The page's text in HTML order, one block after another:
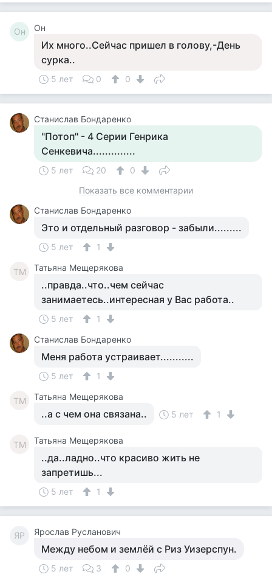
Он Он
Их много..Сейчас пришел в голову,-День
сурка..
5 лет 0 0
Станислав Бондаренко
"Потоп" - 4 Серии Генрика
Сенкевича..............
5 лет 20
0
Показать все комментарии
Станислав Бондаренко
Это и отдельный разговор - забыли.........
5 лет 1
ТМ Татьяна Мещерякова
..правда..что..чем сейчас
занимаетесь..интересная у Вас работа..
5 лет
1
Станислав Бондаренко
Меня работа устраивает...........
5 лет 1
ТМ Татьяна Мещерякова
..а с чем она связана.. 5 лет 1
ТМ Татьяна Мещерякова
..да..ладно..что красиво жить не
запретишь...
5 лет 1
ЯР Ярослав Русланович
Между небом и землёй с Риз Уизерспун.
5 лет 3 0